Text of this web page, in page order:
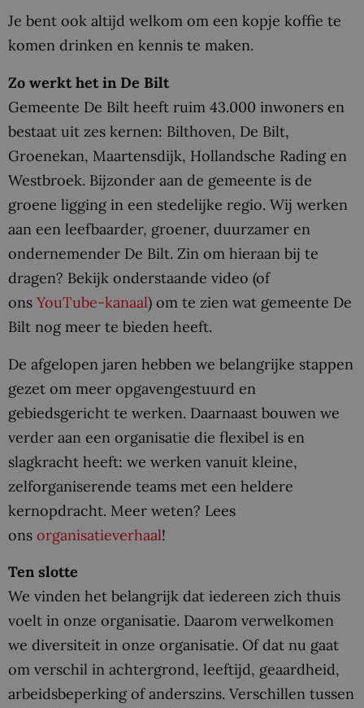
Je bent ook altijd welkom om een kopje koffie te
komen drinken en kennis te maken.
Zo werkt het in De Bilt
Gemeente De Bilt heeft ruim 43.000 inwoners en
bestaat uit zes kernen: Bilthoven, De Bilt,
Groenekan, Maartensdijk, Hollandsche Rading en
Westbroek. Bijzonder aan de gemeente is de
groene ligging in een stedelijke regio. Wij werken
aan een leefbaarder, groener, duurzamer en
ondernemender De Bilt. Zin om hieraan bij te
dragen? Bekijk onderstaande video (of
ons YouTube-kanaal) om te zien wat gemeente De
Bilt nog meer te bieden heeft.
De afgelopen jaren hebben we belangrijke stappen
gezet om meer opgavengestuurd en
gebiedsgericht te werken. Daarnaast bouwen we
verder aan een organisatie die flexibel is en
slagkracht heeft: we werken vanuit kleine,
zelforganiserende teams met een heldere
kernopdracht. Meer weten? Lees
ons organisatieverhaal!
Ten slotte
We vinden het belangrijk dat iedereen zich thuis
voelt in onze organisatie. Daarom verwelkomen
we diversiteit in onze organisatie. Of dat nu gaat
om verschil in achtergrond, leeftijd, geaardheid,
arbeidsbeperking of anderszins. Verschillen tussen